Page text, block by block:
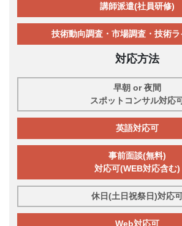
講師派遣(社員研修)
技術動向調査・市場調査・技術
対応方法
早朝 or 夜間
スポットコンサル対応
英語対応可
事前面談(無料)
対応可(WEB対応含む)
休日(土日祝祭日)対応
Web対応可